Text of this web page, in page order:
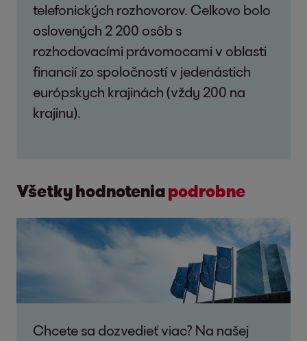
telefonických rozhovorov. Celkovo bolo
oslovených 2 200 osôb s
rozhodovacími právomocami v oblasti
financií zo spoločností v jedenástich
európskych krajinách (vždy 200 na
krajinu).
Všetky hodnoteniapodrobne
Chcete sa dozvedieť viac? Na našej